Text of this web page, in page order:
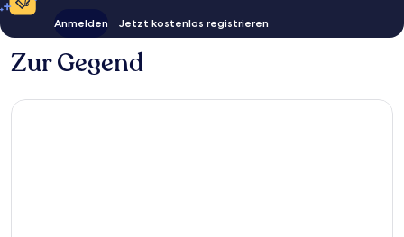
Anmelden Jetzt kostenlos registrieren
Zur Gegend